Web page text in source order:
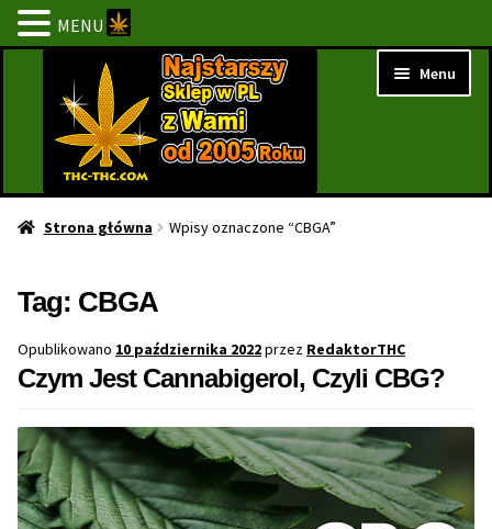
nawigacji
treści
Menu
Strona Główna
NOWOŚCI
PROMOCJE
PROMOCJE 1+1
NAJLEPSZE OKAZJE
Strona główna Wpisy oznaczone “CBGA”
Tag: CBGA
Opublikowano 10 października 2022przez RedaktorTHC
Czym Jest Cannabigerol, Czyli CBG?
MENU